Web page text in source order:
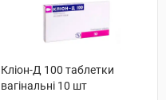
Кліон-Д 100 таблетки
вагінальні 10 шт